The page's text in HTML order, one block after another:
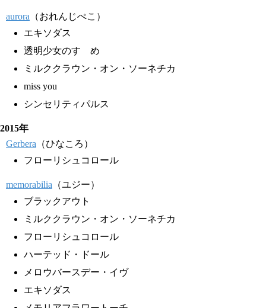
aurora （おれんじぺこ）
エキソダス
透明少女のすゝめ
ミルククラウン・オン・ソーネチカ
miss you
シンセリティパルス
2015年
Gerbera （ひなころ）
フローリシュコロール
memorabilia （ユジー）
ブラックアウト
ミルククラウン・オン・ソーネチカ
フローリシュコロール
ハーテッド・ドール
メロウバースデー・イヴ
エキソダス